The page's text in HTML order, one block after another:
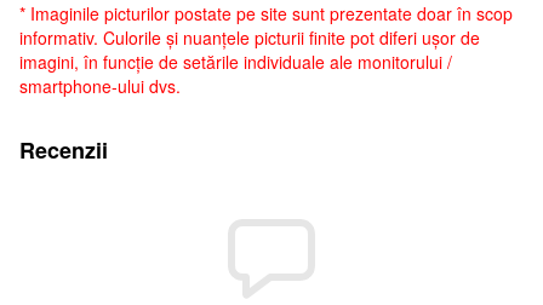
* Imaginile picturilor postate pe site sunt prezentate doar în scop
informativ. Culorile și nuanțele picturii finite pot diferi ușor de
imagini, în funcție de setările individuale ale monitorului /
smartphone-ului dvs.
Recenzii